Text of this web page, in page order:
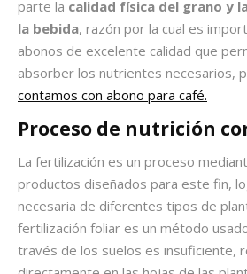
parte la calidad física del grano y
la bebida, razón por la cual es
abonos de excelente calidad que
absorber los nutrientes necesarios,
contamos con abono para café.
Proceso de nutrición
La fertilización es un proceso
productos diseñados para este fin,
necesaria de diferentes tipos de
fertilización foliar es un método
través de los suelos es insuficiente,